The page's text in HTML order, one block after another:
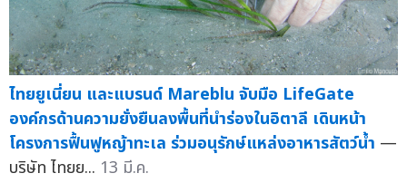
ไทยยูเนี่ยน และแบรนด์ Mareblu จับมือ LifeGate
องค์กรด้านความยั่งยืนลงพื้นที่นำร่องในอิตาลี เดินหน้า
โครงการฟื้นฟูหญ้าทะเล ร่วมอนุรักษ์แหล่งอาหารสัตว์น้ำ —
บริษัท ไทยย... 13 มี.ค.